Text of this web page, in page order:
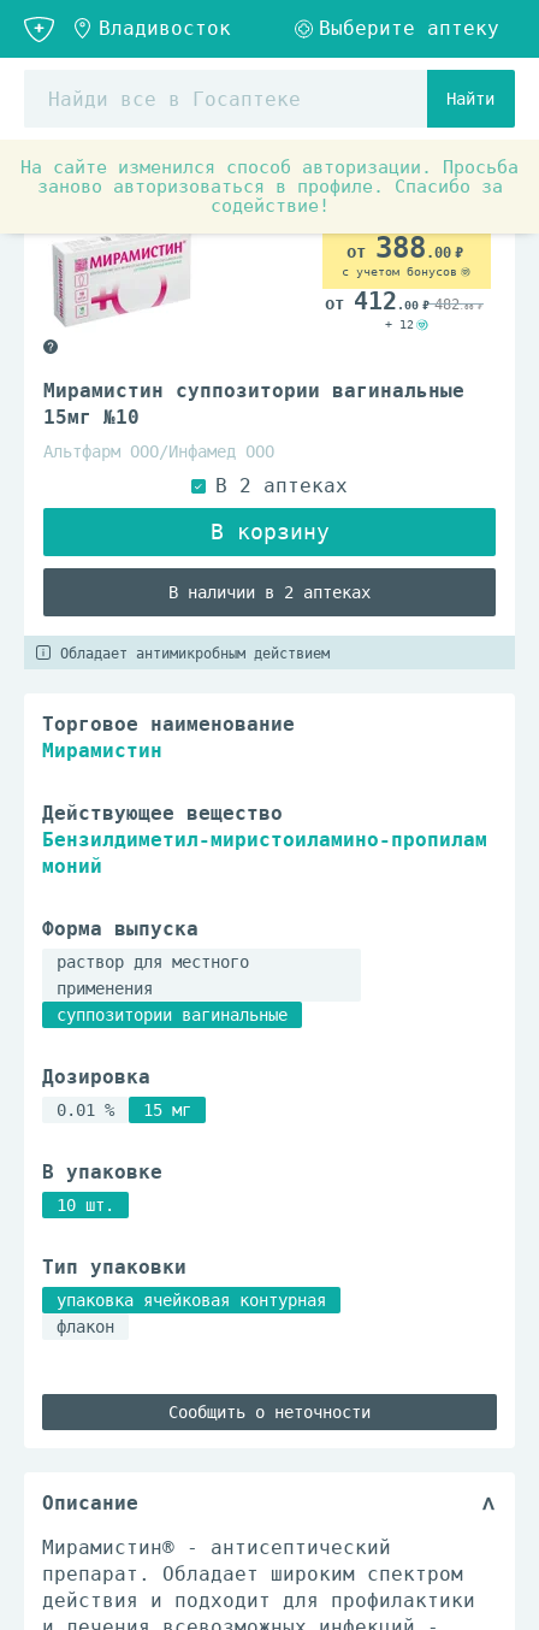
Найти
На сайте изменился способ авторизации. Просьба
заново авторизоваться в профиле. Спасибо за
содействие!
Мирамистин суппозитории вагинальные
15мг №10
Альтфарм ООО/Инфамед ООО
В наличии в 2 аптеках
388 .00
с учетом бонусов
412 .00 482.00
+ 12
Обладает антимикробным действием
Торговое наименование
Мирамистин
Действующее вещество
Бензилдиметил-миристоиламино-пропилам
моний
Форма выпуска
раствор для местного
применения
суппозитории вагинальные
Дозировка
0.01 % 15 мг
В упаковке
10 шт.
Тип упаковки
упаковка ячейковая контурная
флакон
Сообщить о неточности
Описание
Мирамистин® - антисептический
препарат. Обладает широким спектром
действия и подходит для профилактики